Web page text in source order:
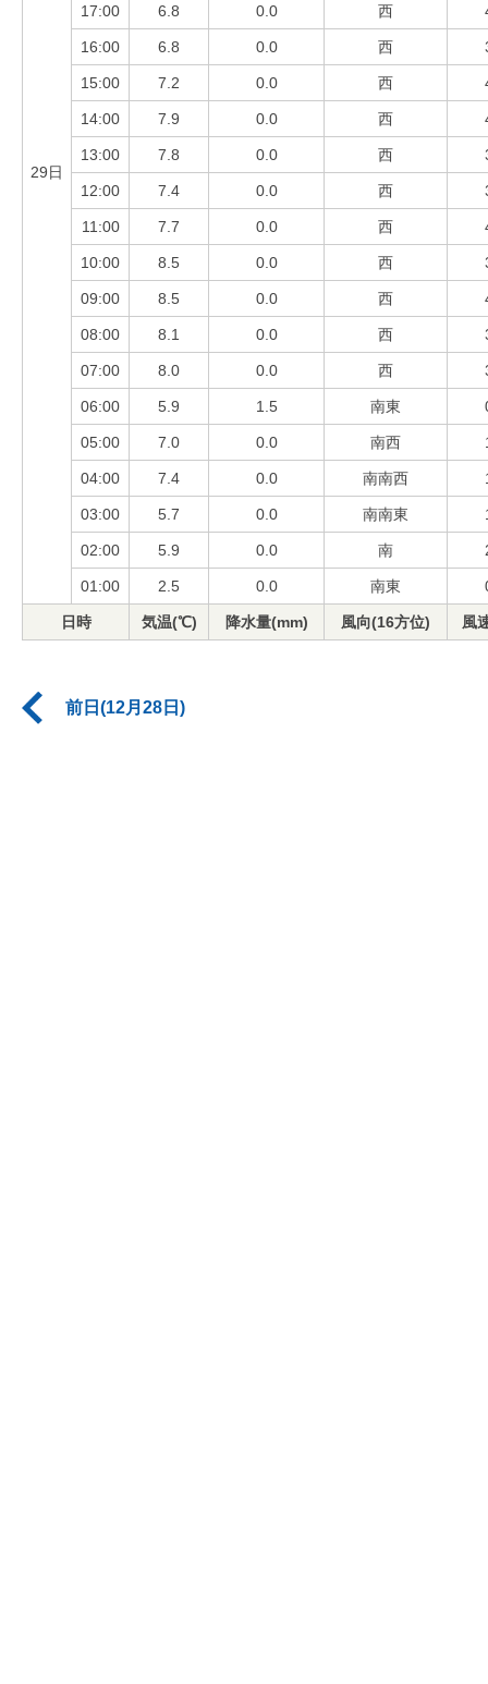
29日
17:00 6.8 0.0 西
16:00 6.8 0.0 西
15:00 7.2 0.0 西
14:00 7.9 0.0 西
13:00 7.8 0.0 西
12:00 7.4 0.0 西
11:00 7.7 0.0 西
10:00 8.5 0.0 西
09:00 8.5 0.0 西
08:00 8.1 0.0 西
07:00 8.0 0.0 西
06:00 5.9 1.5 南東
05:00 7.0 0.0 南西
04:00 7.4 0.0 南南西
03:00 5.7 0.0 南南東
02:00 5.9 0.0 南
01:00 2.5 0.0 南東
日時 気温(℃) 降水量(mm) 風向(16方位) 風
前日(12月28日)